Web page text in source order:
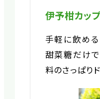
伊予柑カッ
手軽に飲める
甜菜糖だけ
料のさっぱり